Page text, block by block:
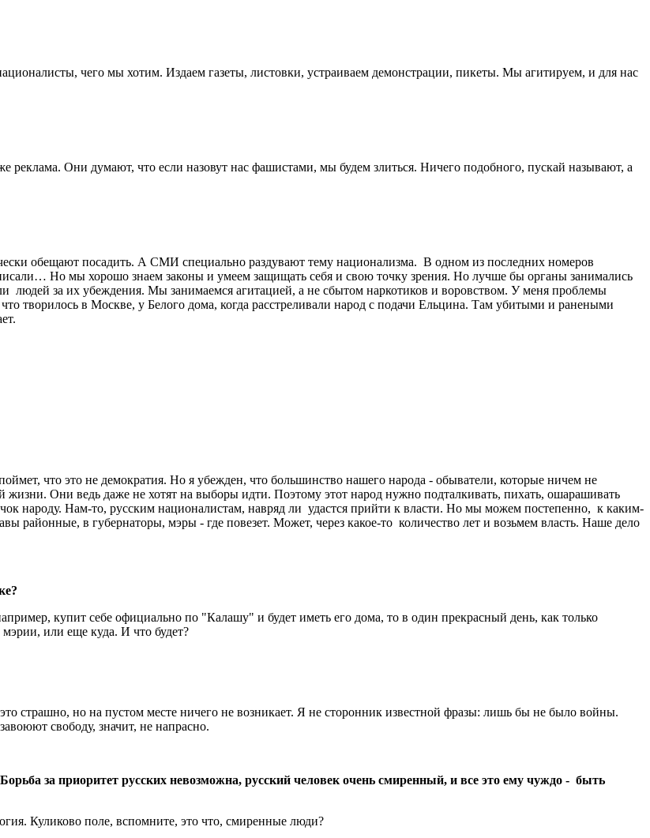
чего мы хотим. Издаем газеты, листовки, устраиваем демонстрации, пикеты. Мы агитируем, и для нас
реклама. Они думают, что если назовут нас фашистами, мы будем злиться. Ничего подобного, пускай называют, а
обещают посадить. А СМИ специально раздувают тему национализма. В одном из последних номеров
Но мы хорошо знаем законы и умеем защищать себя и свою точку зрения. Но лучше бы органы занимались
людей за их убеждения. Мы занимаемся агитацией, а не сбытом наркотиков и воровством. У меня проблемы
творилось в Москве, у Белого дома, когда расстреливали народ с подачи Ельцина. Там убитыми и ранеными
что это не демократия. Но я убежден, что большинство нашего народа - обыватели, которые ничем не
жизни. Они ведь даже не хотят на выборы идти. Поэтому этот народ нужно подталкивать, пихать, ошарашивать
народу. Нам-то, русским националистам, навряд ли удастся прийти к власти. Но мы можем постепенно, к каким-
районные, в губернаторы, мэры - где повезет. Может, через какое-то количество лет и возьмем власть. Наше дело
купит себе официально по "Калашу" и будет иметь его дома, то в один прекрасный день, как только
мэрии, или еще куда. И что будет?
страшно, но на пустом месте ничего не возникает. Я не сторонник известной фразы: лишь бы не было войны.
свободу, значит, не напрасно.
за приоритет русских невозможна, русский человек очень смиренный, и все это ему чуждо - быть
Куликово поле, вспомните, это что, смиренные люди?